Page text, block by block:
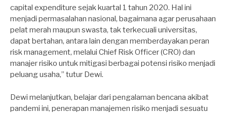
capital expenditure sejak kuartal 1 tahun 2020. Hal ini
menjadi permasalahan nasional, bagaimana agar perusahaan
pelat merah maupun swasta, tak terkecuali universitas,
dapat bertahan, antara lain dengan memberdayakan peran
risk management, melalui Chief Risk Officer (CRO) dan
manajer risiko untuk mitigasi berbagai potensi risiko menjadi
peluang usaha,” tutur Dewi.
Dewi melanjutkan, belajar dari pengalaman bencana akibat
pandemi ini, penerapan manajemen risiko menjadi sesuatu